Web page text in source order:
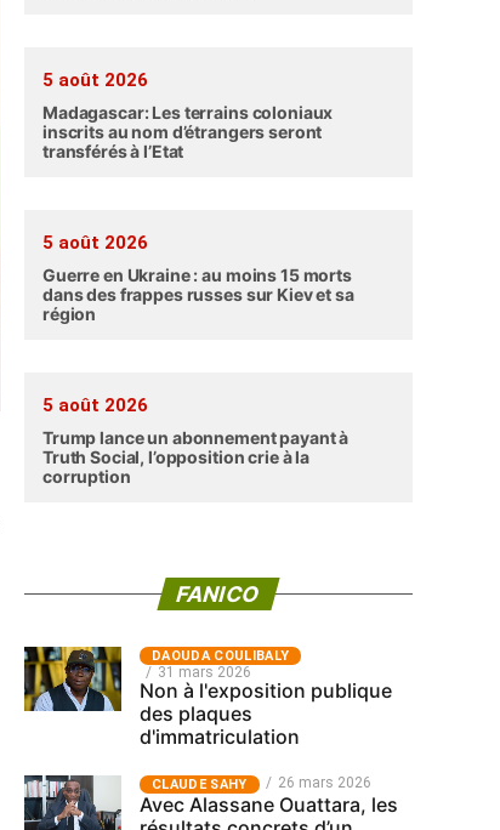
5 août 2026
Madagascar: Les terrains coloniaux
inscrits au nom d’étrangers seront
transférés à l’Etat
5 août 2026
Guerre en Ukraine : au moins 15 morts
dans des frappes russes sur Kiev et sa
région
5 août 2026
Trump lance un abonnement payant à
Truth Social, l’opposition crie à la
corruption
FANICO
‎DAOUDA COULIBALY
31 mars 2026
Non à l'exposition publique
des plaques
d'immatriculation
CLAUDE SAHY 26 mars 2026
Avec Alassane Ouattara, les